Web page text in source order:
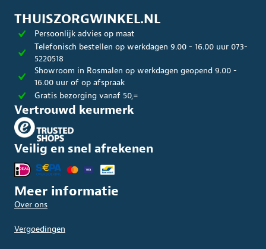
THUISZORGWINKEL.NL
Persoonlijk advies op maat
Telefonisch bestellen op werkdagen 9.00 - 16.00 uur 073-
5220518
Showroom in Rosmalen op werkdagen geopend 9.00 -
16.00 uur of op afspraak
Gratis bezorging vanaf 50,=
Vertrouwd keurmerk
Veilig en snel afrekenen
Meer informatie
Over ons
Vergoedingen